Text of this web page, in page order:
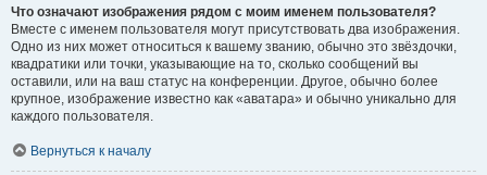
Что означают изображения рядом с моим именем пользователя?
Вместе с именем пользователя могут присутствовать два изображения.
Одно из них может относиться к вашему званию, обычно это звёздочки,
квадратики или точки, указывающие на то, сколько сообщений вы
оставили, или на ваш статус на конференции. Другое, обычно более
крупное, изображение известно как «аватара» и обычно уникально для
каждого пользователя.
Вернуться к началу